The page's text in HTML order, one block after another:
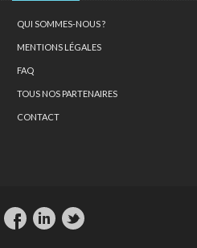
QUI SOMMES-NOUS ?
MENTIONS LÉGALES
FAQ
TOUS NOS PARTENAIRES
CONTACT